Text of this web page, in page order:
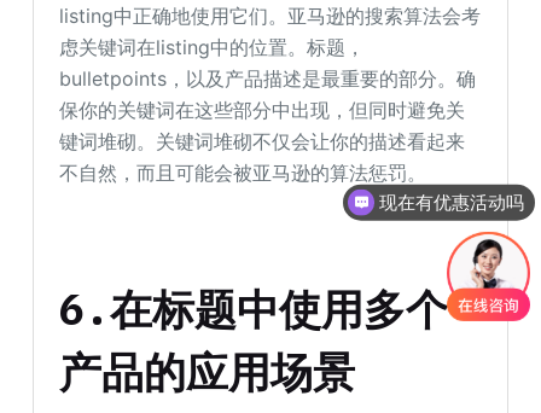
listing中正确地使用它们。亚马逊的搜索算法会考
虑关键词在listing中的位置。标题，
bulletpoints，以及产品描述是最重要的部分。确
保你的关键词在这些部分中出现，但同时避免关
键词堆砌。关键词堆砌不仅会让你的描述看起来
不自然，而且可能会被亚马逊的算法惩罚。
6.在标题中使用多个
产品的应用场景
现在有优惠活动吗